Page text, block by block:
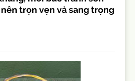
trọn vẹn và sang trọng